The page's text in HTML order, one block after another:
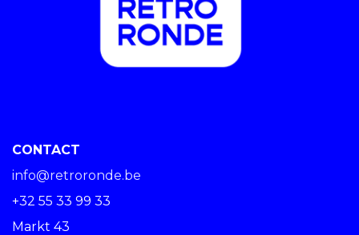
CONTACT
info@retroronde.be
+32 55 33 99 33
Markt 43